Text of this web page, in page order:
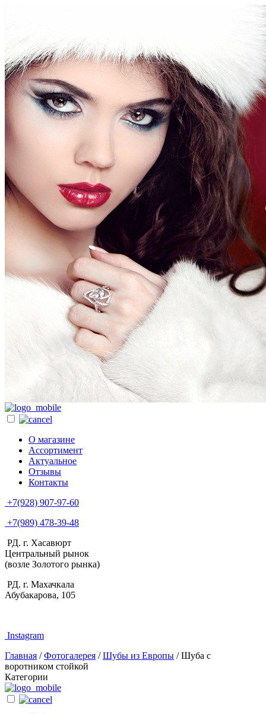
О магазине
Ассортимент
Актуальное
Отзывы
Контакты
+7(928) 907-97-60
+7(989) 478-39-48
РД. г. Хасавюрт
Центральный рынок
(возле Золотого рынка)
РД. г. Махачкала
Абубакарова, 105
Instagram
Главная /Фотогалерея /Шубы из Европы /Шуба с
воротником стойкой
Категории